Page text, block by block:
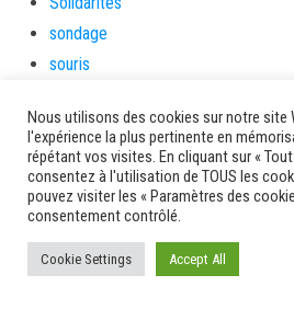
sondage
souris
soutienàlaparentalité
Spectacle
Sport
Sports de nature
stage
Survie
Nous utilisons des cookies sur notre site
l'expérience la plus pertinente en
répétant vos visites. En cliquant sur «
consentez à l'utilisation de TOUS les
pouvez visiter les « Paramètres des
consentement contrôlé.
Cookie Settings Accept All